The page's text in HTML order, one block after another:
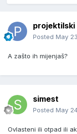
projektilski
Posted May
A zašto ih mijenjaš?
simest
Posted May
Ovlasteni ili otpad ili